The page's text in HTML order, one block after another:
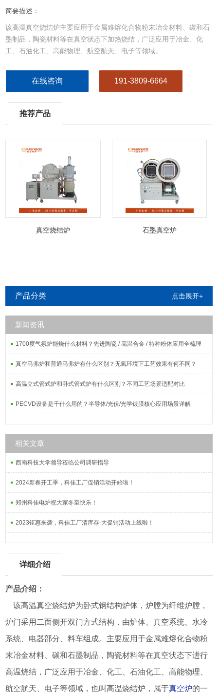
简要描述：
该高温真空烧结炉主要应用于金属难熔化合物粉末冶金材料、碳和石
墨制品，陶瓷材料等在真空状态下加热烧结，广泛应用于冶金、化
工、石油化工、高能物理、航空航天、电子等领域。
在线咨询 191-3809-6664
推荐产品
真空烧结炉 石墨真空炉
产品分类 点击展开+
新闻资讯
1700度气氛炉能烧什么材料？先进陶瓷 / 高温合金 / 特种粉体应用全梳理
真空马弗炉和普通马弗炉有什么区别？无氧环境下工艺效果有何不同？
高温立式管式炉和卧式管式炉有什么区别？不同工艺场景适配对比
PECVD设备是干什么用的？半导体/光伏/光学镀膜核心应用场景详解
相关文章
西南科技大学领导莅临公司调研指导
2024新春开工季，科佳工厂促销活动开始啦！
郑州科佳电炉祝大家冬至快乐！
2023钜惠来袭，科佳工厂清库存-大促销活动上线啦！
详细介绍
产品介绍：
该高温真空烧结炉为卧式钢结构炉体，炉膛为纤维炉膛，
炉门采用二面侧开双门方式结构，由炉体、真空系统、水冷
系统、电器部分、料车组成。主要应用于金属难熔化合物粉
末冶金材料、碳和石墨制品，陶瓷材料等在真空状态下进行
高温烧结，广泛应用于冶金、化工、石油化工、高能物理、
航空航天、电子等领域，也叫高温烧结炉，属于真空炉的一